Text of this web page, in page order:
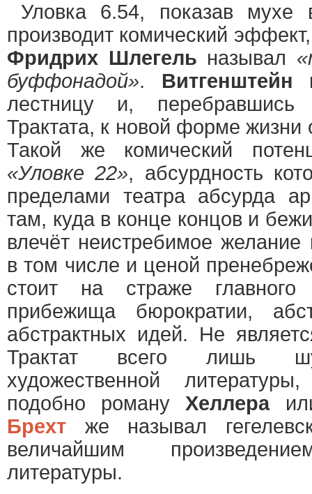
Уловка 6.54, показав мухе
производит комический
Фридрих Шлегель называл
буффонадой». Витгенштейн
лестницу и, перебравшись
Трактата, к новой форме жизни
Такой же комический
«Уловке 22», абсурдность
пределами театра абсурда
там, куда в конце концов и
влечёт неистребимое
в том числе и ценой
стоит на страже главного
прибежища бюрократии,
абстрактных идей. Не
Трактат всего лишь
художественной
подобно роману Хеллера
Брехт же называл
величайшим
литературы.